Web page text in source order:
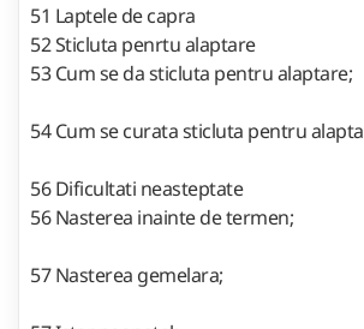
51 Laptele de capra
52 Sticluta penrtu alaptare
53 Cum se da sticluta pentru alaptare;
54 Cum se curata sticluta pentru
56 Dificultati neasteptate
56 Nasterea inainte de termen;
57 Nasterea gemelara;